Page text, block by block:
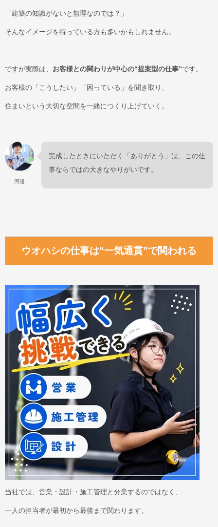
「建築の知識がないと無理なのでは？」
そんなイメージを持っている方も多いかもしれません。
ですが実際は、 お客様との関わりが中心の“提案型の仕事”です。
お客様の「こうしたい」「困っている」を聞き取り、
住まいという大切な空間を一緒につくり上げていく。
河邊
完成したときにいただく「ありがとう」は、この仕
事ならではの大きなやりがいです。
ウオハシの仕事は“一気通貫”で関われる
当社では、営業・設計・施工管理と分業するのではなく、
一人の担当者が最初から最後まで関わります。